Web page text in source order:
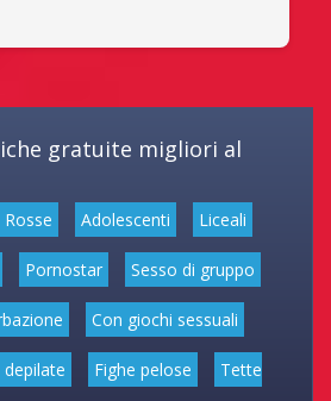
gratuite migliori al
Rosse Adolescenti Liceali
Pornostar Sesso di gruppo
Con giochi sessuali
depilate Fighe pelose Tette